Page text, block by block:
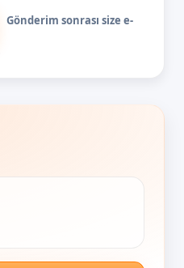
Gönderim sonrası size e-